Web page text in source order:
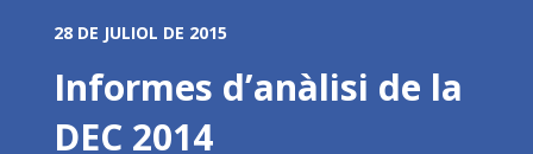
28 DE JULIOL DE 2015
Informes d’anàlisi de la
DEC 2014